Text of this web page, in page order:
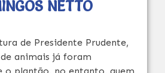
NETTO
de Presidente Prudente,
animais já foram